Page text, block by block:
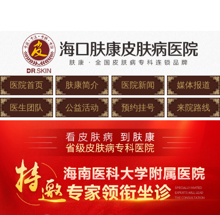
医院首页 肤康简介 医院新闻 媒体报道
医生团队 公益活动 预约挂号 来院路线